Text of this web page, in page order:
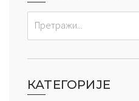
КАТЕГОРИЈЕ